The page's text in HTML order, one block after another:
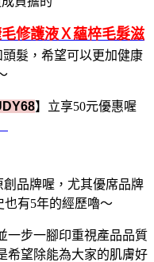
修護液Ｘ蘊椊毛髮滋
髮，希望可以更加健康
】立享50元優惠喔
品牌喔，尤其優席品牌
有5年的經歷嚕～
一步一腳印重視產品品質
希望除能為大家的肌膚好